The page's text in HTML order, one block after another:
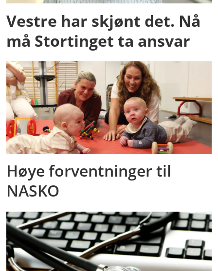
Vestre har skjønt det. Nå
må Stortinget ta ansvar
Høye forventninger til
NASKO